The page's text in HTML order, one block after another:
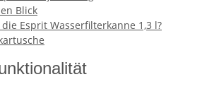
Blick
Esprit Wasserfilterkanne 1,3 l?